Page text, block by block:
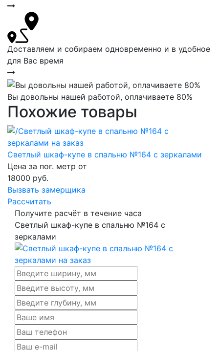
Доставляем и собираем одновременно и в удобное
для Вас время
Вы довольны нашей работой, оплачиваете 80%
Похожие товары
Светлый шкаф-купе в спальню №164 с зеркалами
Цена за пог. метр от
18000 руб.
Вызвать замерщика
Рассчитать
Получите расчёт в течение часа
Светлый шкаф-купе в спальню №164 с
зеркалами